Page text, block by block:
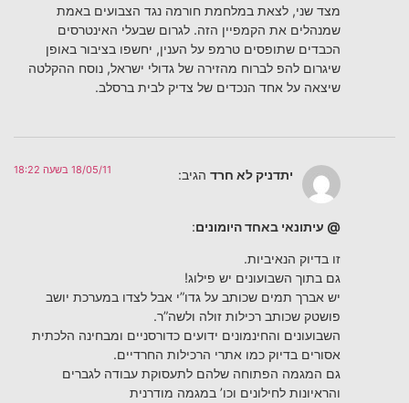
מצד שני, לצאת במלחמת חורמה נגד הצבועים באמת
שמנהלים את הקמפיין הזה. לגרום שבעלי האינטרסים
הכבדים שתופסים טרמפ על הענין, יחשפו בציבור באופן
שיגרום להפ לברוח מהזירה של גדולי ישראל, נוסח ההקלטה
שיצאה על אחד הנכדים של צדיק לבית ברסלב.
יתדניק לא חרד הגיב: 18/05/11 בשעה 18:22
@ עיתונאי באחד היומונים:
זו בדיוק הנאיביות.
גם בתוך השבועונים יש פילוג!
יש אברך תמים שכותב על גדו”י אבל לצדו במערכת יושב
פושטק שכותב רכילות זולה ולשה”ר.
השבועונים והחינמונים ידועים כדורסניים ומבחינה הלכתית
אסורים בדיוק כמו אתרי הרכילות החרדיים.
גם המגמה הפתוחה שלהם לתעסוקת עבודה לגברים
והראיונות לחילונים וכו’ במגמה מודרנית